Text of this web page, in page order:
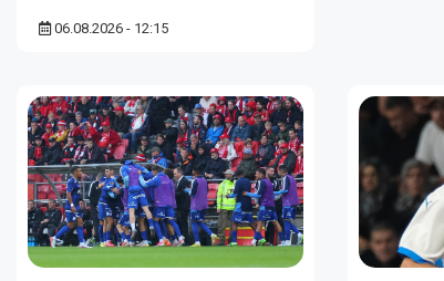
06.08.2026 - 12:15